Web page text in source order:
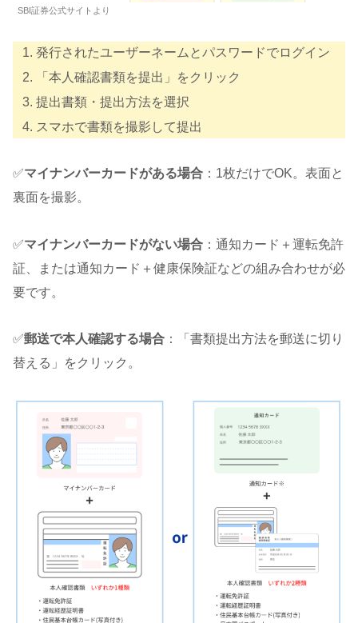
SBI証券公式サイトより
発行されたユーザーネームとパスワードでログイン
「本人確認書類を提出」をクリック
提出書類・提出方法を選択
スマホで書類を撮影して提出
✅️マイナンバーカードがある場合 ：1枚だけでOK。表面と
裏面を撮影。
✅️マイナンバーカードがない場合 ：通知カード＋運転免許
証、または通知カード＋健康保険証などの組み合わせが必
要です。
✅️郵送で本人確認する場合 ：「書類提出方法を郵送に切り
替える」をクリック。